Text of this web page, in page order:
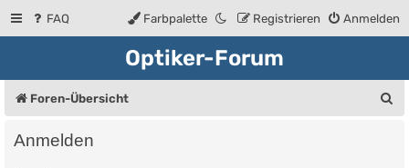
FAQ Anmelden
Registrieren
Farbpalette
Optiker-Forum
Foren-Übersicht
Anmelden